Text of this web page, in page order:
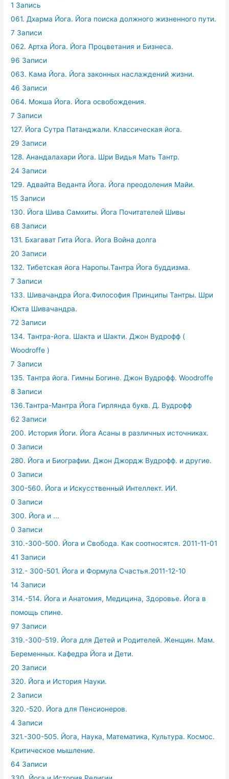
1 Запись
061. Дхарма Йога. Йога поиска должного жизненного пути.
7 Записи
062. Артха Йога. Йога Процветания и Бизнеса.
96 Записи
063. Кама Йога. Йога законных наслаждений жизни.
46 Записи
064. Мокша Йога. Йога освобождения.
7 Записи
127. Йога Сутра Патанджали. Классическая йога.
29 Записи
128. Анандалахари Йога. Шри Видья Мать Тантр.
24 Записи
129. Адвайта Веданта Йога. Йога преодоления Майи.
15 Записи
130. Йога Шива Самхиты. Йога Почитателей Шивы
68 Записи
131. Бхагават Гита Йога. Йога Война долга
20 Записи
132. Тибетская йога Наропы.Тантра Йога буддизма.
7 Записи
133. Шивачандра Йога.Философия Принципы Тантры. Шри
Юкта Шивачандра.
72 Записи
134. Тантра-йога. Шакта и Шакти. Джон Вудрофф (
Woodroffe )
7 Записи
135. Тантра йога. Гимны Богине. Джон Вудрофф. Woodroffe
8 Записи
136.Тантра-Мантра Йога Гирлянда букв. Д. Вудрофф
62 Записи
200. История Йоги. Йога Асаны в различных источниках.
0 Записи
280. Йога и Биографии. Джон Джордж Вудрофф. и другие.
0 Записи
300-560. Йога и Искусственный Интеллект. ИИ.
0 Записи
300. Йога и ...
0 Записи
310.-300-500. Йога и Свобода. Как соотносятся. 2011-11-01
41 Записи
312.- 300-501. Йога и Формула Счастья.2011-12-10
14 Записи
314.-514. Йога и Анатомия, Медицина, Здоровье. Йога в
помощь спине.
97 Записи
319.-300-519. Йога для Детей и Родителей. Женщин. Мам.
Беременных. Кафедра Йога и Дети.
20 Записи
320. Йога и История Науки.
2 Записи
320.-520. Йога для Пенсионеров.
4 Записи
321.-300-505. Йога, Наука, Математика, Культура. Космос.
Критическое мышление.
64 Записи